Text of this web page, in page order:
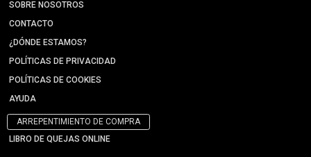
SOBRE NOSOTROS
CONTACTO
¿DÓNDE ESTAMOS?
POLÍTICAS DE PRIVACIDAD
POLÍTICAS DE COOKIES
AYUDA
ARREPENTIMIENTO DE COMPRA
LIBRO DE QUEJAS ONLINE